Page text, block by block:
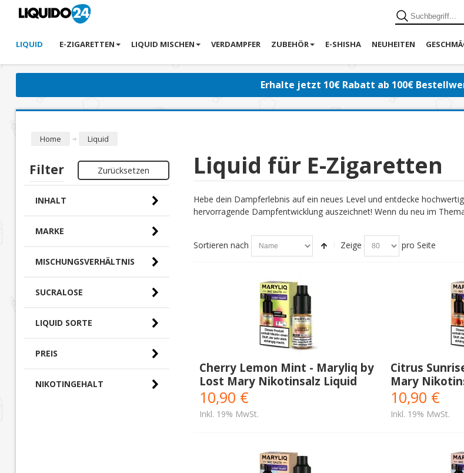
LIQUID E-ZIGARETTEN LIQUID MISCHEN VERDAMPFER ZUBEHÖR E-SHISHA NEUHEITEN
Erhalte jetzt 10€ Rabatt ab 100€
Home Liquid
Liquid für E-Zigaretten
Hebe dein Dampferlebnis auf ein neues Level und entdecke
hervorragende Dampfentwicklung auszeichnet! Wenn du neu im
Sortieren nach Zeige pro Seite
Cherry Lemon Mint - Maryliq by
Lost Mary Nikotinsalz Liquid
10,90 €
Inkl. 19% MwSt.
Citrus
Mary
10,90 €
Inkl. 19% MwSt.
Filter Zurücksetzen
INHALT
MARKE
MISCHUNGSVERHÄLTNIS
SUCRALOSE
LIQUID SORTE
PREIS
0,00 € - 10,00 € (0)
NIKOTINGEHALT